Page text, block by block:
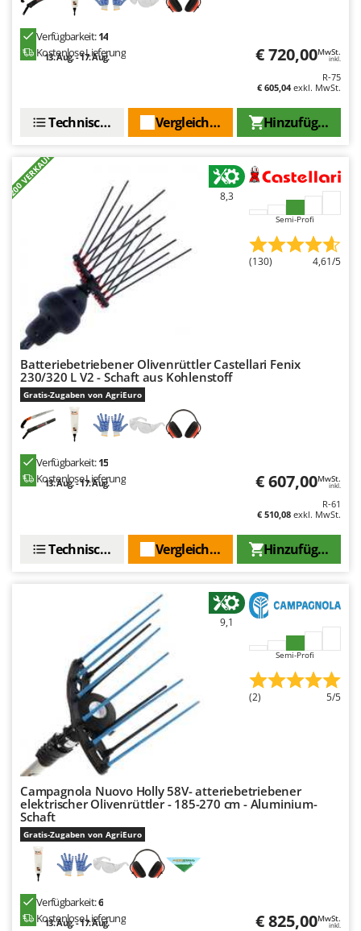
Verfügbarkeit:14
Kostenlose Lieferung
13. Aug. - 17. Aug. € 720,00MwSt.
inkl.
R-75
€ 605,04exkl. MwSt.
Hinzufügen
Vergleichen Sie
Technische Daten
+200 VERKAUFT 8,3
Semi-Profi
(130) 4,61/5
Batteriebetriebener Olivenrüttler Castellari Fenix
230/320 L V2 - Schaft aus Kohlenstoff
Gratis-Zugaben von AgriEuro
Verfügbarkeit:15
Kostenlose Lieferung
13. Aug. - 17. Aug. € 607,00MwSt.
inkl.
R-61
€ 510,08 exkl. MwSt.
Hinzufügen
Vergleichen Sie
Technische Daten
9,1
Semi-Profi
(2) 5/5
Campagnola Nuovo Holly 58V- atteriebetriebener
elektrischer Olivenrüttler - 185-270 cm - Aluminium-
Schaft
Gratis-Zugaben von AgriEuro
Verfügbarkeit:6
Kostenlose Lieferung
13. Aug. - 17. Aug. € 825,00MwSt.
inkl.